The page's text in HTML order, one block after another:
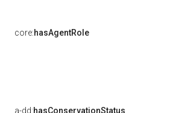
core:hasAgentRole
a-dd:hasConservationStatus